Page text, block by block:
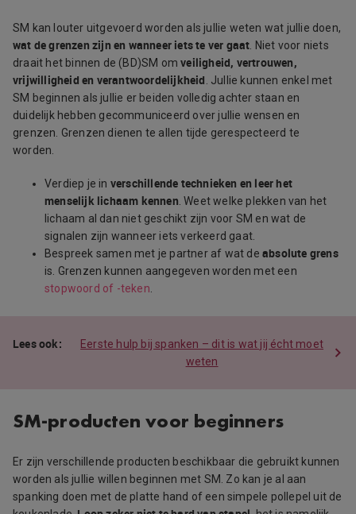
SM kan louter uitgevoerd worden als jullie weten wat jullie doen,
wat de grenzen zijn en wanneer iets te ver gaat . Niet voor niets
draait het binnen de (BD)SM omveiligheid, vertrouwen,
vrijwilligheid en verantwoordelijkheid . Jullie kunnen enkel met
SM beginnen als jullie er beiden volledig achter staan en
duidelijk hebben gecommuniceerd over jullie wensen en
grenzen. Grenzen dienen te allen tijde gerespecteerd te
worden.
Verdiep je in verschillende technieken en leer het
menselijk lichaam kennen . Weet welke plekken van het
lichaam al dan niet geschikt zijn voor SM en wat de
signalen zijn wanneer iets verkeerd gaat.
Bespreek samen met je partner af wat de absolute grens
is. Grenzen kunnen aangegeven worden met een
stopwoord of -teken
Eerste hulp bij spanken – dit is wat jij écht moet
weten
SM-producten voor beginners
Er zijn verschillende producten beschikbaar die gebruikt kunnen
worden als jullie willen beginnen met SM. Zo kan je al aan
spanking doen met de platte hand of een simpele pollepel uit de